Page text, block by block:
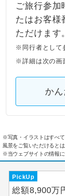
ご旅行参加
たはお客様
ただけます
※同行者として
※詳細は次の画
かん
※写真・イラストはすべ
風景をご覧いただけると
※当ウェブサイトの情報に
PickUp
総額8,900万